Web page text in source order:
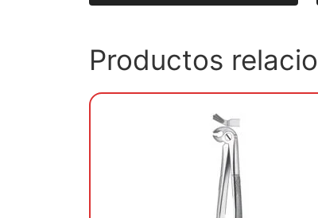
Productos